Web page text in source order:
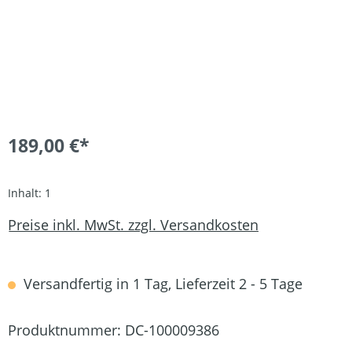
189,00 €*
Inhalt: 1
Preise inkl. MwSt. zzgl. Versandkosten
Versandfertig in 1 Tag, Lieferzeit 2 - 5 Tage
Produktnummer: DC-100009386